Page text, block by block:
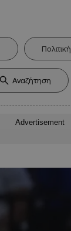
Πολιτική
Advertisement